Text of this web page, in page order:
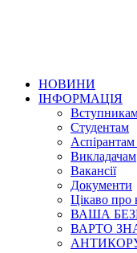
НОВИНИ
ІНФОРМАЦІЯ
Студентам
Аспірантам
Викладачам
Вакансії
Документи
Цікаво про
ВАША
ВАРТО